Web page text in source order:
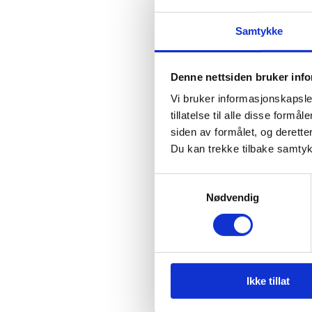
Samtykke
Denne nettsiden bruker
Vi bruker
tillatelse til alle disse
siden av formålet, og
Du kan trekke tilbake
Nødvendig
Ikke tillat
med å
og
av
Skal